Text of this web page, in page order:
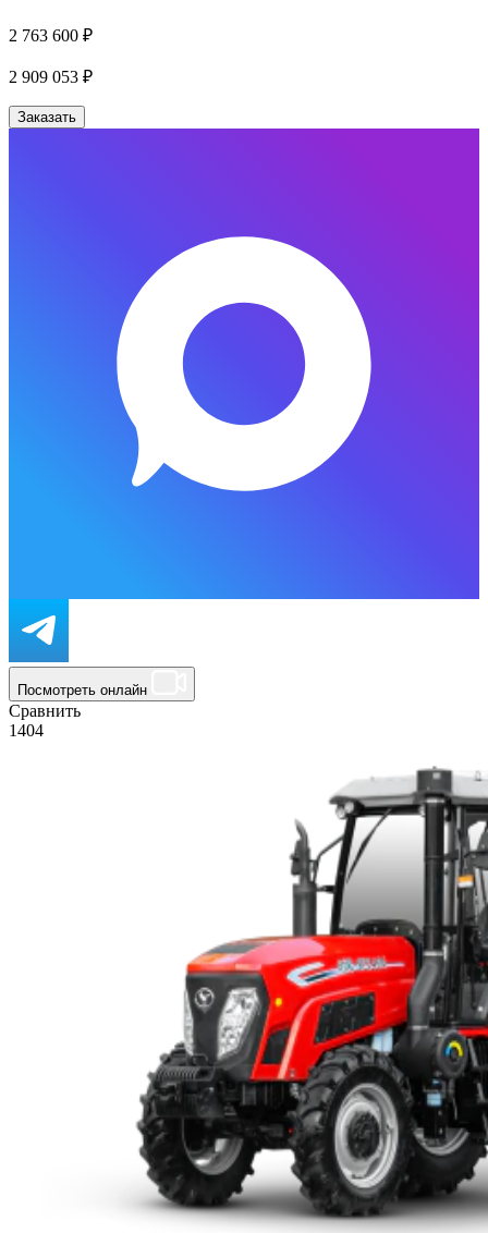
2 763 600 ₽
2 909 053 ₽
Заказать
Посмотреть онлайн
Сравнить
1404